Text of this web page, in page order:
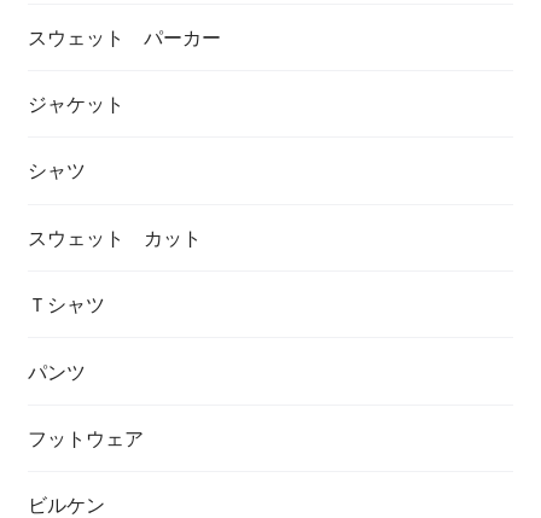
スウェット パーカー
ジャケット
シャツ
スウェット カット
Ｔシャツ
パンツ
フットウェア
ビルケン